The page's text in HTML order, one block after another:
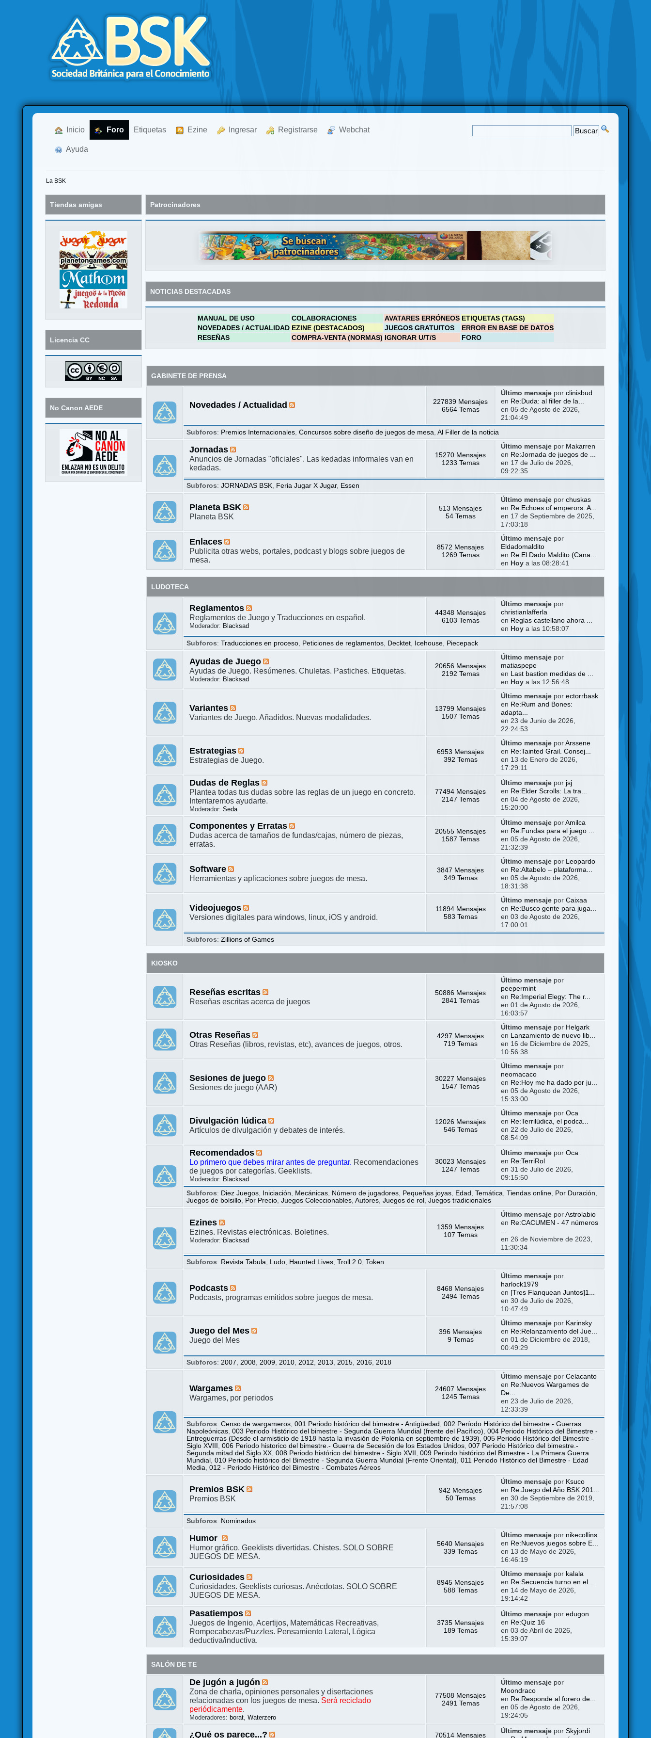
Inicio Foro Etiquetas Ezine Ingresar Registrarse Webchat
Ayuda
La BSK
Tiendas amigas
Licencia CC
No Canon AEDE
Patrocinadores
NOTICIAS DESTACADAS
MANUAL DE USO COLABORACIONES AVATARES ERRÓNEOS ETIQUETAS (TAGS)
NOVEDADES / ACTUALIDAD EZINE (DESTACADOS) JUEGOS GRATUITOS
ERROR EN BASE DE DATOS
RESEÑAS
COMPRA-VENTA (NORMAS) IGNORAR U/T/S FORO
GABINETE DE PRENSA
Novedades / Actualidad
227839 Mensajes
6564 Temas
Último mensajepor clinisbud
en Re:Duda: al filler de la...
en 05 de Agosto de 2026,
21:04:49
Subforos: Premios Internacionales ,Concursos sobre diseño de juegos de mesa ,Al Filler de la noticia
Jornadas
Anuncios de Jornadas "oficiales". Las kedadas informales van en
kedadas.
15270 Mensajes
1233 Temas
Último mensajepor Makarren
en Re:Jornada de juegos de ...
en 17 de Julio de 2026,
09:22:35
Subforos:JORNADAS BSK Feria Jugar X Jugar, Essen
Planeta BSK
Planeta BSK
513 Mensajes
54 Temas
Último mensajepor chuskas
en Re:Echoes of emperors. A...
en 17 de Septiembre de 2025,
17:03:18
Enlaces
Publicita otras webs, portales, podcast y blogs sobre juegos de
mesa.
8572 Mensajes
1269 Temas
Último mensajepor
Eldadomaldito
en Re:El Dado Maldito (Cana...
en Hoya las 08:28:41
LUDOTECA
Reglamentos
Reglamentos de Juego y Traducciones en español.
Moderador: Blacksad
44348 Mensajes
6103 Temas
Último mensajepor
christianlafferla
en Reglas castellano ahora ...
en Hoya las 10:58:07
Subforos:Traducciones en proceso Peticiones de reglamentos Decktet Icehouse Piecepack
Ayudas de Juego
Ayudas de Juego. Resúmenes. Chuletas. Pastiches. Etiquetas.
Moderador: Blacksad
20656 Mensajes
2192 Temas
Último mensajepor
matiaspepe
en
Last bastion medidas de ...
en Hoya las 12:56:48
Variantes
Variantes de Juego. Añadidos. Nuevas modalidades.
13799 Mensajes
1507 Temas
Último mensajepor ectorrbask
en Re:Rum and Bones:
adapta...
en 23 de Junio de 2026,
22:24:53
Estrategias
Estrategias de Juego.
6953 Mensajes
392 Temas
Último mensajepor Arssene
en Re:Tainted Grail. Consej...
en 13 de Enero de 2026,
17:29:11
Dudas de Reglas
Plantea todas tus dudas sobre las reglas de un juego en concreto.
Intentaremos ayudarte.
Moderador:Seda
77494 Mensajes
2147 Temas
Último mensajepor jsj
en Re:Elder Scrolls: La tra...
en 04 de Agosto de 2026,
15:20:00
Componentes y Erratas
Dudas acerca de tamaños de fundas/cajas, número de piezas,
erratas.
20555 Mensajes
1587 Temas
Último mensajepor Amilca
en Re:Fundas para el juego ...
en 05 de Agosto de 2026,
21:32:39
Software
Herramientas y aplicaciones sobre juegos de mesa.
3847 Mensajes
349 Temas
Último mensajepor
Leopardo
en Re:Altabelo – plataforma...
en 05 de Agosto de 2026,
18:31:38
Videojuegos
Versiones digitales para windows, linux, iOS y android.
11894 Mensajes
583 Temas
Último mensajepor Caixaa
en Re:Busco gente para juga...
en 03 de Agosto de 2026,
17:00:01
Subforos:Zillions of Games
KIOSKO
Reseñas escritas
Reseñas escritas acerca de juegos
50886 Mensajes
2841 Temas
Último mensajepor
peepermint
en Re:Imperial Elegy: The r...
en 01 de Agosto de 2026,
16:03:57
Otras Reseñas
Otras Reseñas (libros, revistas, etc), avances de juegos, otros.
4297 Mensajes
719 Temas
Último mensajepor Helgark
en
Lanzamiento de nuevo lib...
en 16 de Diciembre de 2025,
10:56:38
Sesiones de juego
Sesiones de juego (AAR)
30227 Mensajes
1547 Temas
Último mensajepor
neomacaco
en Re:Hoy me ha dado por ju...
en 05 de Agosto de 2026,
15:33:00
Divulgación lúdica
Artículos de divulgación y debates de interés.
12026 Mensajes
546 Temas
Último mensajepor Oca
en Re:Terrilúdica, el podca...
en 22 de Julio de 2026,
08:54:09
Recomendados
Lo primero que debes mirar antes de preguntar. Recomendaciones
de juegos por categorías. Geeklists.
Moderador: Blacksad
30023 Mensajes
1247 Temas
Último mensajepor Oca
en Re:TerriRol
en 31 de Julio de 2026,
09:15:50
Subforos: Diez Juegos Iniciación Mecánicas Número de jugadores Pequeñas joyas Edad ,Temática ,Tiendas online Por Duración
Juegos de bolsillo
Por Precio ,Juegos Coleccionables ,Autores ,Juegos de rol ,Juegos tradicionales
Ezines
Ezines. Revistas electrónicas. Boletines.
Moderador: Blacksad
1359 Mensajes
107 Temas
Último mensajepor Astrolabio
en Re:CACUMEN - 47 números
en 26 de Noviembre de 2023,
11:30:34
Subforos: Revista Tabula Ludo Haunted Lives ,Troll 2.0 ,Token
Podcasts
Podcasts, programas emitidos sobre juegos de mesa.
8468 Mensajes
2494 Temas
Último mensajepor
harlock1979
en [Tres Flanquean Juntos]1...
en 30 de Julio de 2026,
10:47:49
Juego del Mes
Juego del Mes
396 Mensajes
9 Temas
Último mensajepor Karinsky
en Re:Relanzamiento del Jue...
en 01 de Diciembre de 2018,
00:49:29
Subforos: 2007 2008 2009 2010 2012 2013 2015 2016 2018
Wargames
Wargames, por periodos
24607 Mensajes
1245 Temas
Último mensajepor Celacanto
en Re:Nuevos Wargames de
De...
en 23 de Julio de 2026,
12:33:39
Subforos:Censo de wargameros ,001 Periodo histórico del bimestre - Antigüedad ,002 Período Histórico del bimestre - Guerras
Napoleónicas ,003 Periodo Histórico del bimestre - Segunda Guerra Mundial (frente del Pacífico) ,004 Periodo Histórico del Bimestre -
Entreguerras (Desde el armisticio de 1918 hasta la invasión de Polonia en septiembre de 1939) ,005 Periodo Histórico del Bimestre -
Siglo XVIII
,006 Periodo historico del bimestre.- Guerra de Secesión de los Estados Unidos ,007 Periodo Histórico del bimestre.-
Segunda mitad del Siglo XX ,008 Periodo histórico del bimestre - Siglo XVII ,009 Periodo histórico del Bimestre - La Primera Guerra
Mundial
,010 Periodo histórico del Bimestre - Segunda Guerra Mundial (Frente Oriental) ,011 Periodo Histórico del Bimestre - Edad
Media ,012 - Periodo Histórico del Bimestre - Combates Aéreos
Premios BSK
Premios BSK
942 Mensajes
50 Temas
Último mensajepor Ksuco
en Re:Juego del Año BSK 201...
en 30 de Septiembre de 2019,
21:57:08
Subforos: Nominados
Humor
Humor gráfico. Geeklists divertidas. Chistes. SOLO SOBRE
JUEGOS DE MESA.
5640 Mensajes
339 Temas
Último mensajepor nikecollins
en Re:Nuevos juegos sobre E...
en 13 de Mayo de 2026,
16:46:19
Curiosidades
Curiosidades. Geeklists curiosas. Anécdotas. SOLO SOBRE
JUEGOS DE MESA.
8945 Mensajes
588 Temas
Último mensajepor kalala
en Re:Secuencia turno en el...
en 14 de Mayo de 2026,
19:14:42
Pasatiempos
Juegos de Ingenio, Acertijos, Matemáticas Recreativas,
Rompecabezas/Puzzles. Pensamiento Lateral, Lógica
deductiva/inductiva.
3735 Mensajes
189 Temas
Último mensajepor edugon
en Re:Quiz 16
en 03 de Abril de 2026,
15:39:07
SALÓN DE TE
De jugón a jugón
Zona de charla, opiniones personales y disertaciones
relacionadas con los juegos de mesa. Será reciclado
periódicamente.
Moderadores: borat ,Waterzero
77508 Mensajes
2491 Temas
Último mensajepor
Moondraco
en Re:Responde al forero de...
en 05 de Agosto de 2026,
19:24:05
¿Qué os parece...? 70514 Mensajes
Último mensajepor Skyjordi